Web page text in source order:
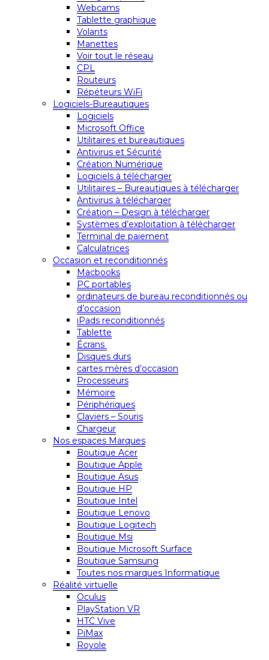
Webcams
Tablette graphique
Volants
Manettes
Voir tout le réseau
CPL
Routeurs
Répéteurs WiFi
Logiciels-Bureautiques
Logiciels
Microsoft Office
Utilitaires et bureautiques
Antivirus et Sécurité
Création Numérique
Logiciels à télécharger
Utilitaires – Bureautiques à télécharger
Antivirus à télécharger
Création – Design à télécharger
Systèmes d’exploitation à télécharger
Terminal de paiement
Calculatrices
Occasion et reconditionnés
Macbooks
PC portables
ordinateurs de bureau reconditionnés ou
d’occasion
iPads reconditionnés
Tablette
Écrans
Disques durs
cartes mères d’occasion
Processeurs
Mémoire
Périphériques
Claviers – Souris
Chargeur
Nos espaces Marques
Boutique Acer
Boutique Apple
Boutique Asus
Boutique HP
Boutique Intel
Boutique Lenovo
Boutique Logitech
Boutique Msi
Boutique Microsoft Surface
Boutique Samsung
Toutes nos marques Informatique
Réalité virtuelle
Oculus
PlayStation VR
HTC Vive
PiMax
Royole